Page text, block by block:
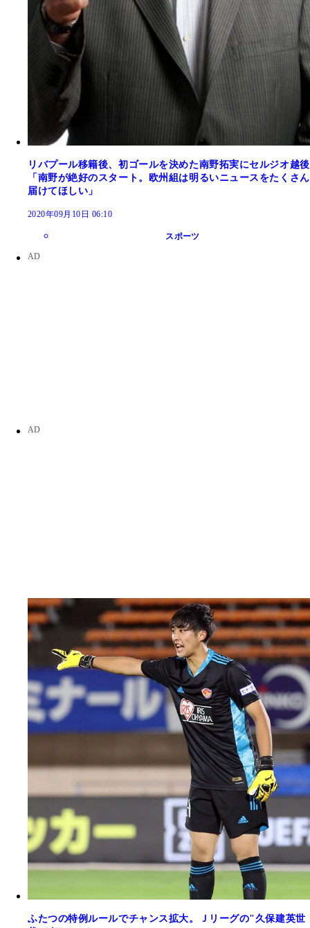
リバプール移籍後、初ゴールを決めた南野拓実にセルジオ越後
「南野が絶好のスタート。欧州組は明るいニュースをたくさん
届けてほしい」
2020年09月10日 06:10
スポーツ
ふたつの特例ルールでチャンス拡大。Ｊリーグの"久保建英世